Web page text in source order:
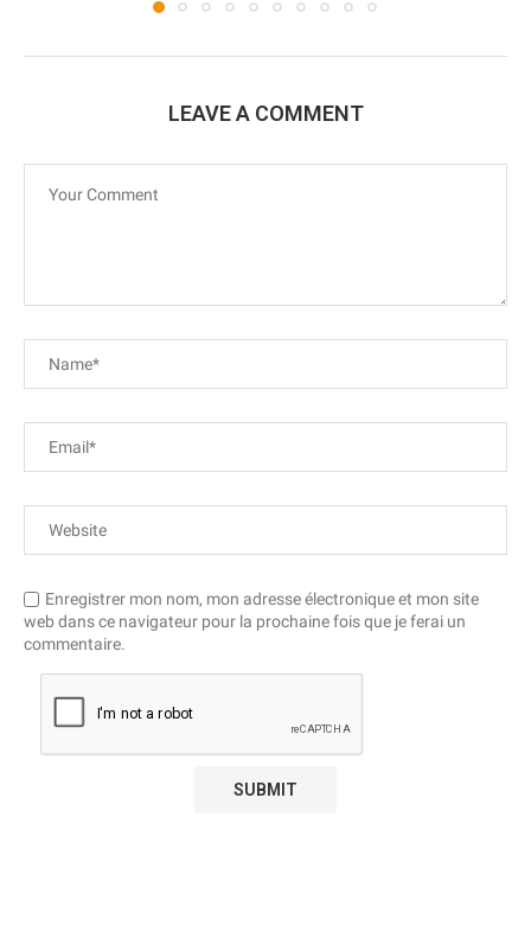
LEAVE A COMMENT
Enregistrer mon nom, mon adresse électronique et mon site
web dans ce navigateur pour la prochaine fois que je ferai un
commentaire.